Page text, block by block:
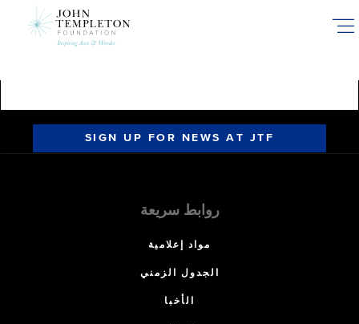
SIGN UP FOR NEWS AT JTF
روابط سريعة
مواد إعلامية
الجدول الزمني
الأخبا